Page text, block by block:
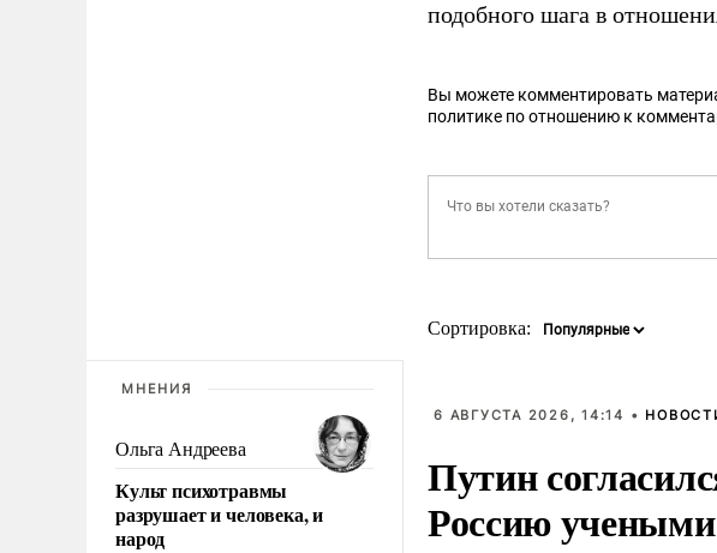
МНЕНИЯ
Ольга Андреева
Культ психотравмы
разрушает и человека, и
народ
подобного шага в
Вы можете комментировать
политике по отношению к
Сортировка:
6 АВГУСТА 2026, 14:14 •
Путин
Россию учеными